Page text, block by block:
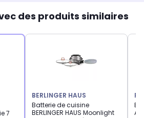
des produits similaires
7
BERLINGER HAUS
Batterie de cuisine
BERLINGER HAUS Moonlight